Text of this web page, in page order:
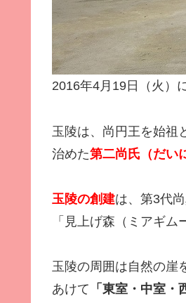
2016年4月19日（火）
玉陵は、尚円王を始祖
治めた第二尚氏（だい
玉陵の創建は、第3代
「見上げ森（ミアギム
玉陵の周囲は自然の崖
あけて 「東室・中室・